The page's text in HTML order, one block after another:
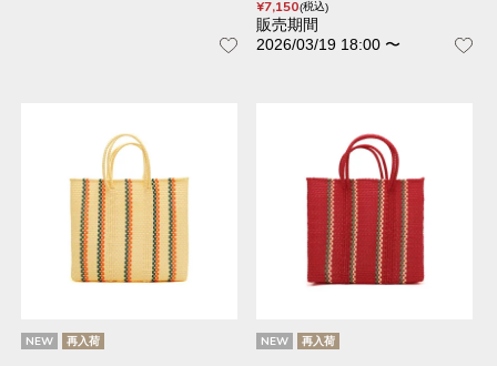
¥7,150 税込
販売期間
2026/03/19 18:00 〜
NEW 再入荷 NEW 再入荷